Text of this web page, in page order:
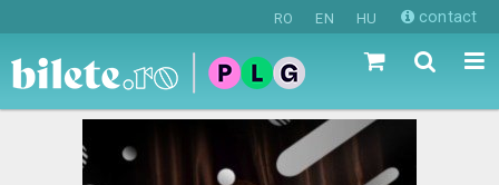
RO EN HU contact